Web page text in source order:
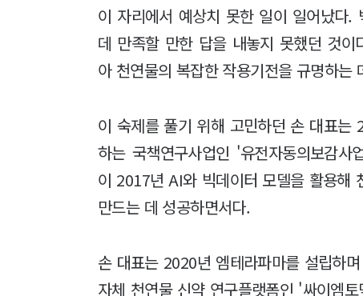
이 자리에서 예상치 못한 일이 일어났다.
데 만족할 만한 답을 내놓지 못했던 것
아 천연물의 복잡한 작용기전을 규명하는
이 숙제를 풀기 위해 고민하던 손 대표는
하는 국책연구사업인 '유전자동의보감사
이 2017년 AI와 빅데이터 모델을 활용해
만드는 데 성공하면서다.
손 대표는 2020년 엠테라파마를 설립하
자체 천연물 신약 연구플랫폼인 '싸이엠